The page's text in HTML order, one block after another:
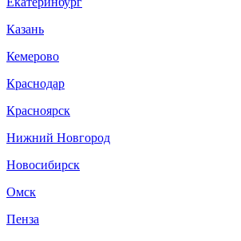
Казань
Кемерово
Краснодар
Красноярск
Нижний Новгород
Новосибирск
Омск
Пенза